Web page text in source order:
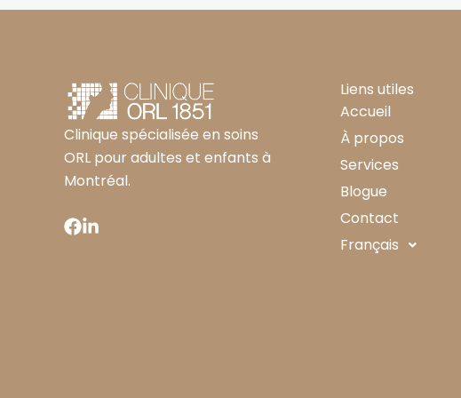
Clinique spécialisée en soins
ORL pour adultes et enfants à
Montréal.
Liens utiles
Accueil
À propos
Services
Blogue
Contact
Français